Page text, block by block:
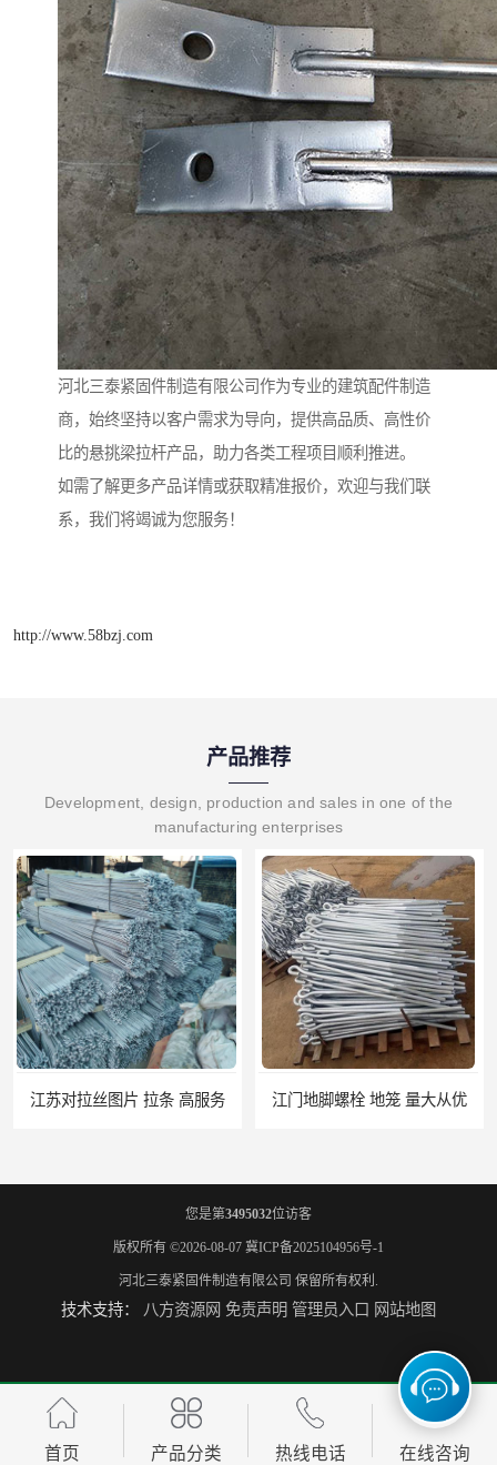
河北三泰紧固件制造有限公司作为专业的建筑配件制造
商，始终坚持以客户需求为导向，提供高品质、高性价
比的悬挑梁拉杆产品，助力各类工程项目顺利推进。
如需了解更多产品详情或获取精准报价，欢迎与我们联
系，我们将竭诚为您服务！
http://www.58bzj.com
产品推荐
Development, design, production and sales in one of the
manufacturing enterprises
江门地脚螺栓 地笼 量大从优
桂林7字地脚螺栓 地笼 高服务 百色钢结构螺栓连接规范 包检测
您是第3495032位访客
版权所有 ©2026-08-07 冀ICP备2025104956号-1
河北三泰紧固件制造有限公司 保留所有权利.
技术支持： 八方资源网 免责声明 管理员入口 网站地图
首页 产品分类 热线电话 在线咨询